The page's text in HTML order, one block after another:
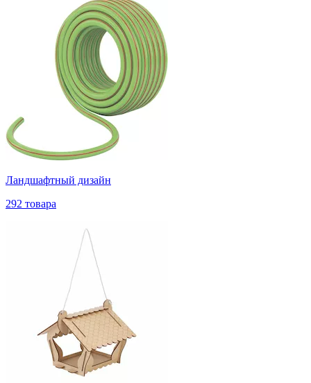
Ландшафтный дизайн
292 товара